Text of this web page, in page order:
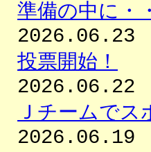
準備の中に・
2026.06.23
投票開始！
2026.06.22
Ｊチームでス
2026.06.19